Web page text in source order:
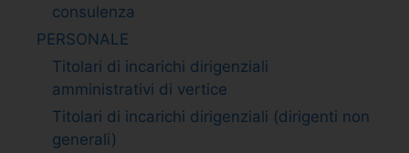
consulenza
PERSONALE
Titolari di incarichi dirigenziali
amministrativi di vertice
Titolari di incarichi dirigenziali (dirigenti non
generali)